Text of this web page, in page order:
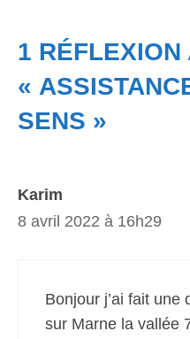
1 RÉFLEXION
«
SENS »
Karim
8 avril 2022 à 16h29
Bonjour j’ai fait une
sur Marne la vallée